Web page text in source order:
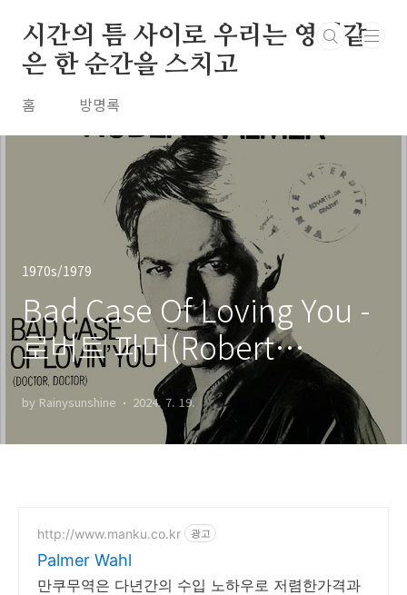
시간의 틈 사이로 우리는 영원같
은 한 순간을 스치고
홈 방명록
1970s/1979
Bad Case Of Loving You -
로버트 파머(Robert
Palmer) / 1979
by Rainysunshine 2024. 7. 19.
http://www.manku.co.kr 광고
Palmer Wahl
만쿠무역은 다년간의 수입 노하우로 저렴한가격과